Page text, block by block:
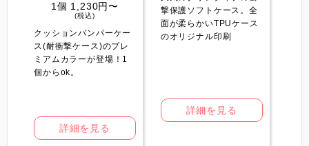
1個 1,230円〜
(税込)
クッションバンパーケー
ス(耐衝撃ケース)のプレ
ミアムカラーが登場！1
個からok。
詳細を見る
撃保護ソフトケース。全
面が柔らかいTPUケース
のオリジナル印刷
詳細を見る